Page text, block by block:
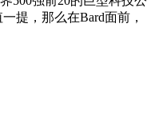
提，那么在Bard面前，